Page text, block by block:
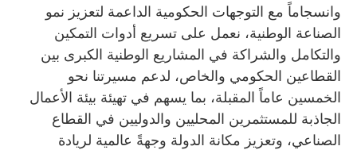
وانسجاماً مع التوجهات الحكومية الداعمة لتعزيز نمو
الصناعة الوطنية، نعمل على تسريع أدوات التمكين
والتكامل والشراكة في المشاريع الوطنية الكبرى بين
القطاعين الحكومي والخاص، لدعم مسيرتنا نحو
الخمسين عاماً المقبلة، بما يسهم في تهيئة بيئة الأعمال
الجاذبة للمستثمرين المحليين والدوليين في القطاع
الصناعي، وتعزيز مكانة الدولة وجهةً عالمية لريادة